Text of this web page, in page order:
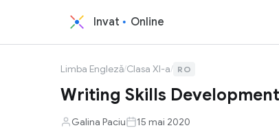
Invat Online
Limba Engleză/Clasa XI-a/ RO
Writing Skills
Galina Paciu 15 mai 2020